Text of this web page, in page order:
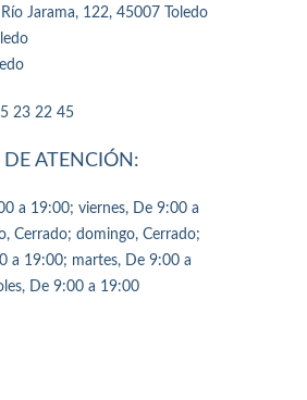
Jarama, 122, 45007 Toledo
23 22 45
DE ATENCIÓN:
a 19:00; viernes, De 9:00 a
Cerrado; domingo, Cerrado;
a 19:00; martes, De 9:00 a
De 9:00 a 19:00